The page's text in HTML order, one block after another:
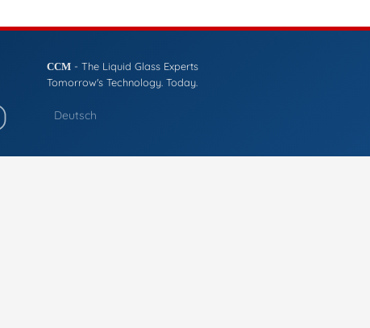
CCM - The Liquid Glass Experts
Tomorrow's Technology. Today.
Deutsch